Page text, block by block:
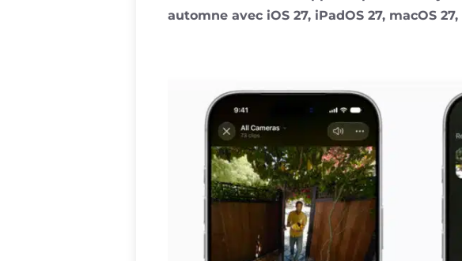
automne avec iOS 27, iPadOS 27, macOS